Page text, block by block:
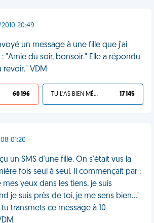
20:49
un message à une fille que j'ai
"Amie du soir, bonsoir." Elle a répondu
revoir." VDM
60 196 TU L'AS BIEN MÉRITÉ 17 145
01:20
un SMS d'une fille. On s'était vus la
fois seul à seul. Il commençait par :
yeux dans les tiens, je suis
je suis près de toi, je me sens bien..."
tu transmets ce message à 10